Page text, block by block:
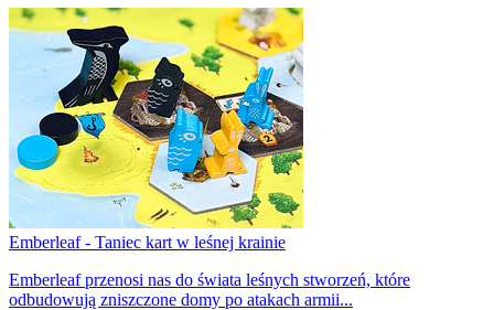
Emberleaf - Taniec kart w leśnej krainie
Emberleaf przenosi nas do świata leśnych stworzeń, które
odbudowują zniszczone domy po atakach armii...